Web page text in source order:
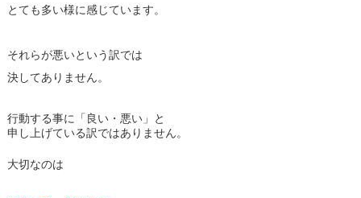
とても多い様に感じています。
それらが悪いという訳では
決してありません。
行動する事に「良い・悪い」と
申し上げている訳ではありません。
大切なのは